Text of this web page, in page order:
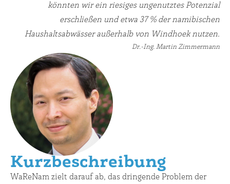
könnten wir ein riesiges ungenutztes Potenzial
erschließen und etwa 37 % der namibischen
Haushaltsabwässer außerhalb von Windhoek nutzen.
Dr.-Ing. Martin Zimmermann
Kurzbeschreibung
WaReNam zielt darauf ab, das dringende Problem der